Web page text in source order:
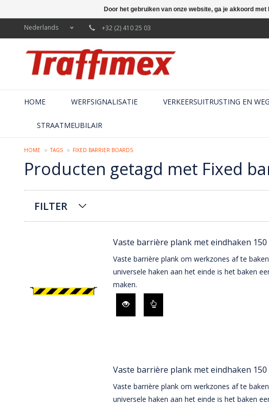
Nederlands +32 (2) 410 25 03
HOME WERFSIGNALISATIE VERKEERSUITRUSTING EN
STRAATMEUBILAIR
HOME TAGS FIXED BARRIER BOARDS
Producten getagd met Fixed
FILTER
Vaste barrière plank met eindhaken 150
Vaste barrière plank om werkzones af te
universele haken aan het einde is het baken
maken.
Vaste barrière plank met eindhaken 150
Vaste barrière plank om werkzones af te
universele haken aan het einde is het baken
Door het gebruiken van onze website, ga je akkoord